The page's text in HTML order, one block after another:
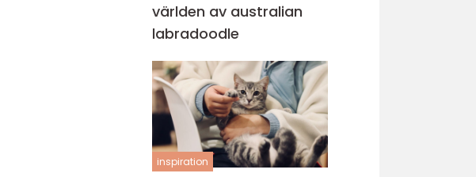
världen av australian
labradoodle
inspiration